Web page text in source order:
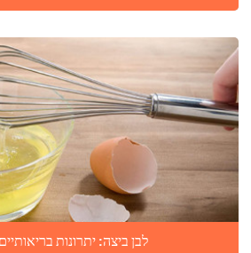
לבן ביצה: יתרונות